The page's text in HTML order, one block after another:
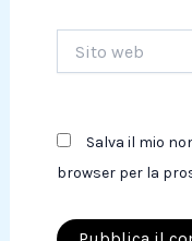
web
Salva il mio
browser per la